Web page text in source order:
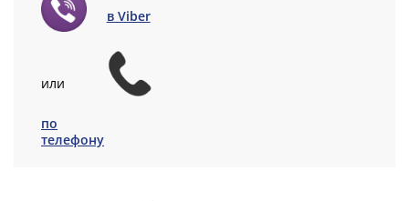
в Viber
или
по
телефону